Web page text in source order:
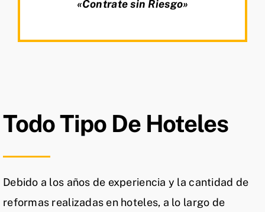
«Contrate sin Riesgo»
Todo Tipo De Hoteles
Debido a los años de experiencia y la cantidad de
reformas realizadas en hoteles, a lo largo de